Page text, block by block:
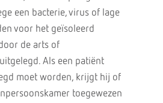
een bacterie, virus of lage
voor het geïsoleerd
de arts of
Als een patiënt
moet worden, krijgt hij of
toegewezen